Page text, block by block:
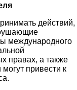
действий,
международного
правах, а также
привести к